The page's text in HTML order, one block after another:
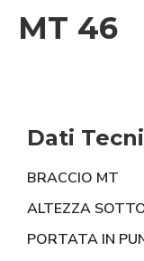
MT 46
Dati
BRACCIO MT
ALTEZZA
PORTATA IN